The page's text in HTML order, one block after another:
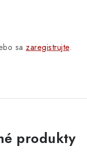
sa zaregistrujte.
produkty